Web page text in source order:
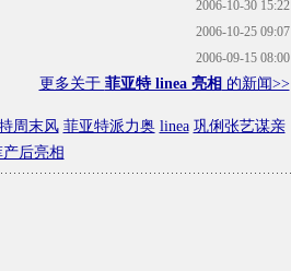
2006-10-30 15:22
2006-10-25 09:07
2006-09-15 08:00
更多关于 菲亚特 linea 亮相 的新闻>>
周末风 菲亚特派力奥 linea 巩俐张艺谋亲
后亮相